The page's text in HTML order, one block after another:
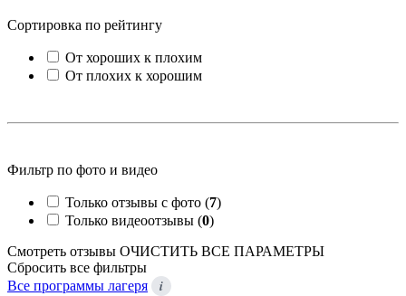
Сортировка по рейтингу
От хороших к плохим
От плохих к хорошим
Фильтр по фото и видео
Только отзывы с фото (7)
Только видеоотзывы (0)
Смотреть отзывы ОЧИСТИТЬ ВСЕ ПАРАМЕТРЫ
Сбросить все фильтры
Все программы лагеря
i